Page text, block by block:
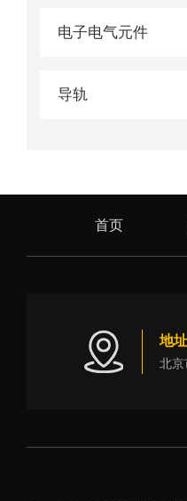
电子电气元件
导轨
首页
地址
北京